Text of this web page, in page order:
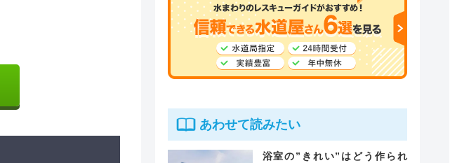
あわせて読みたい
浴室の”きれい”はどう作られ